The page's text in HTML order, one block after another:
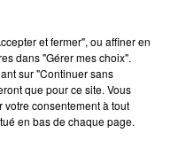
OFENBACH, STARSAILOR
Four To The Floor
et fermer", ou affiner en
dans "Gérer mes choix".
sur "Continuer sans
que pour ce site. Vous
votre consentement à tout
en bas de chaque page.